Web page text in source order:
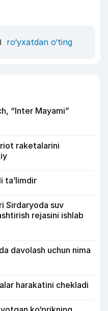
ro‘yxatdan o‘ting
“Inter Mayami”
raketalarini
ta’limdir
Sirdaryoda suv
rejasini ishlab
davolash uchun nima
harakatini chekladi